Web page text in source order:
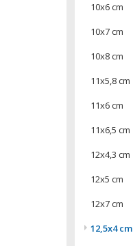
10x6 cm
10x7 cm
10x8 cm
11x5,8 cm
11x6 cm
11x6,5 cm
12x4,3 cm
12x5 cm
12x7 cm
12,5x4 cm